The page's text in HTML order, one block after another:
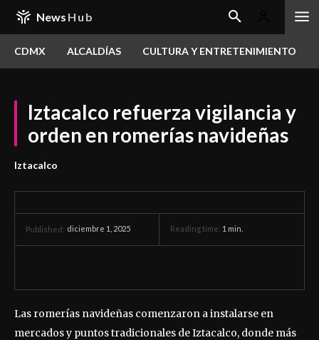
News Hub
CDMX ALCALDÍAS CULTURA Y ENTRETENIMIENTO
Iztacalco refuerza vigilancia y
orden en romerías navideñas
Iztacalco
Published: diciembre 1, 2025 Reading time: 1 min.
Las romerías navideñas comenzaron a instalarse en
mercados y puntos tradicionales de Iztacalco, donde más